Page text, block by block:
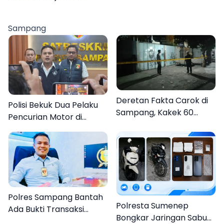
Organisasi
Sampang
Polisi Bekuk Dua Pelaku
Pencurian Motor di
Bajrasokah Sampang
Deretan Fakta Carok di
Sampang, Kakek 60
Pria
Polres Sampang Bantah
Ada Bukti Transaksi
Polresta Sumenep
Bongkar Jaringan Sabu